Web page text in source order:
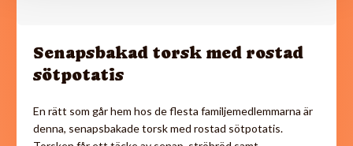
Senapsbakad torsk med rostad
sötpotatis
En rätt som går hem hos de flesta familjemedlemmarna är
denna, senapsbakade torsk med rostad sötpotatis.